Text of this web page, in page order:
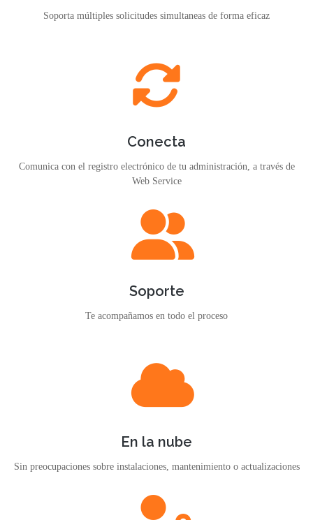
Soporta múltiples solicitudes simultaneas de forma eficaz
Conecta
Comunica con el registro electrónico de tu administración, a través de
Web Service
Soporte
Te acompañamos en todo el proceso
En la nube
Sin preocupaciones sobre instalaciones, mantenimiento o actualizaciones